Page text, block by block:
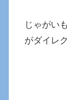
じゃがい
がダイレ